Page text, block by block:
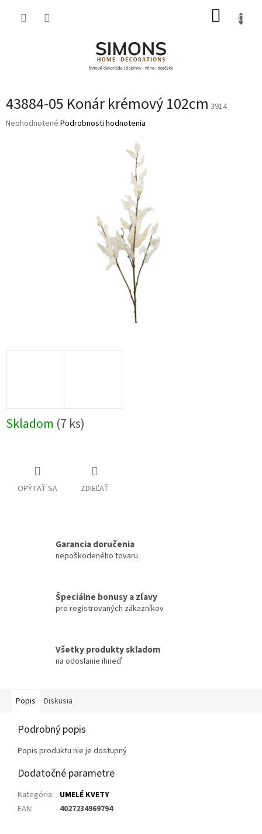
43884-05 Konár krémový 102cm 3914
Priemerné
Neohodnotené Podrobnosti hodnotenia
Skladom (7 ks)
OPÝTAŤ SA ZDIEĽAŤ
Garancia doručenia
nepoškodeného tovaru
Špeciálne bonusy a zľavy
pre registrovaných zákazníkov
Všetky produkty skladom
na odoslanie ihneď
Popis Diskusia
Podrobný popis
Popis produktu nie je dostupný
Dodatočné parametre
Kategória: UMELÉ KVETY
EAN: 4027234969794